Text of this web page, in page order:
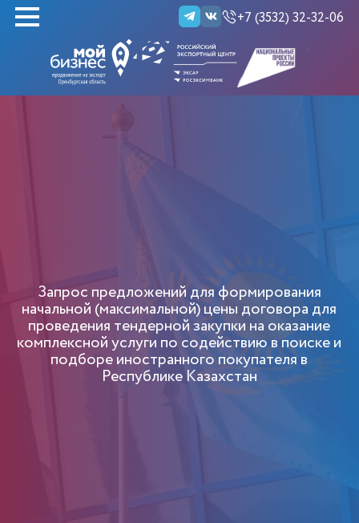
+7 (3532) 32-32-06
Запрос предложений для формирования
начальной (максимальной) цены договора для
проведения тендерной закупки на оказание
комплексной услуги по содействию в поиске и
подборе иностранного покупателя в
Республике Казахстан